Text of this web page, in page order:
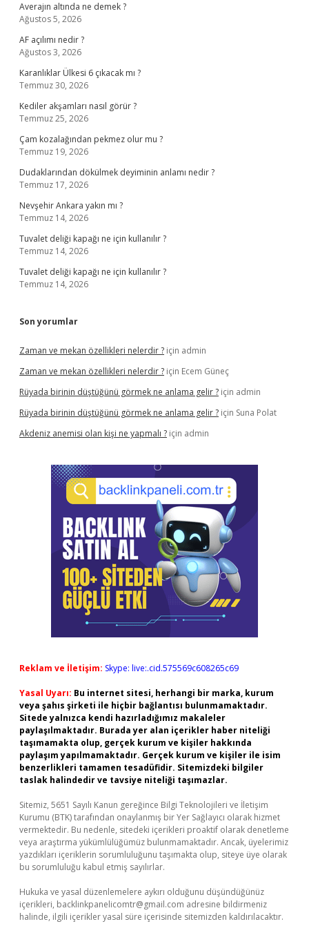
Averajın altında ne demek ?
Ağustos 5, 2026
AF açılımı nedir ?
Ağustos 3, 2026
Karanlıklar Ülkesi 6 çıkacak mı ?
Temmuz 30, 2026
Kediler akşamları nasıl görür ?
Temmuz 25, 2026
Çam kozalağından pekmez olur mu ?
Temmuz 19, 2026
Dudaklarından dökülmek deyiminin anlamı nedir ?
Temmuz 17, 2026
Nevşehir Ankara yakın mı ?
Temmuz 14, 2026
Tuvalet deliği kapağı ne için kullanılır ?
Temmuz 14, 2026
Tuvalet deliği kapağı ne için kullanılır ?
Temmuz 14, 2026
Son yorumlar
Zaman ve mekan özellikleri nelerdir ? için admin
Zaman ve mekan özellikleri nelerdir ? için Ecem Güneç
Rüyada birinin düştüğünü görmek ne anlama gelir ? için admin
Rüyada birinin düştüğünü görmek ne anlama gelir ? için Suna Polat
Akdeniz anemisi olan kişi ne yapmalı ? için admin
Reklam ve İletişim: Skype: live:.cid.575569c608265c69
Yasal Uyarı: Bu internet sitesi, herhangi bir marka, kurum
veya şahıs şirketi ile hiçbir bağlantısı bulunmamaktadır.
Sitede yalnızca kendi hazırladığımız makaleler
paylaşılmaktadır. Burada yer alan içerikler haber niteliği
taşımamakta olup, gerçek kurum ve kişiler hakkında
paylaşım yapılmamaktadır. Gerçek kurum ve kişiler ile isim
benzerlikleri tamamen tesadüfidir. Sitemizdeki bilgiler
taslak halindedir ve tavsiye niteliği taşımazlar.
Sitemiz, 5651 Sayılı Kanun gereğince Bilgi Teknolojileri ve İletişim
Kurumu (BTK) tarafından onaylanmış bir Yer Sağlayıcı olarak hizmet
vermektedir. Bu nedenle, sitedeki içerikleri proaktif olarak denetleme
veya araştırma yükümlülüğümüz bulunmamaktadır. Ancak, üyelerimiz
yazdıkları içeriklerin sorumluluğunu taşımakta olup, siteye üye olarak
bu sorumluluğu kabul etmiş sayılırlar.
Hukuka ve yasal düzenlemelere aykırı olduğunu düşündüğünüz
içerikleri, backlinkpanelicomtr@gmail.com adresine bildirmeniz
halinde, ilgili içerikler yasal süre içerisinde sitemizden kaldırılacaktır.